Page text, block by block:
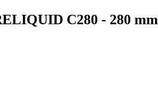
C280 - 280 mm